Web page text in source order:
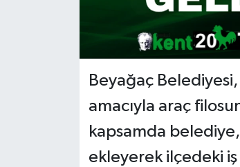
Beyağaç
amacıyla araç
kapsamda belediye,
ekleyerek ilçedeki